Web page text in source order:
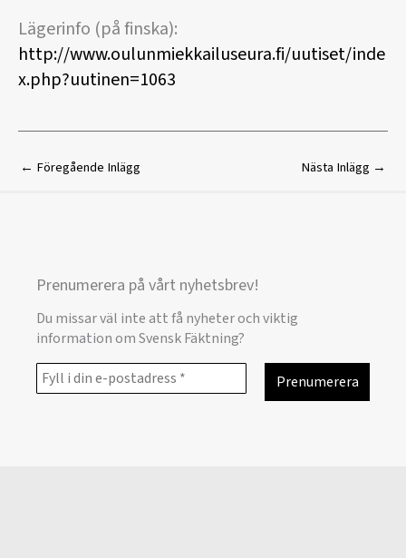
Lägerinfo (på finska):
http://www.oulunmiekkailuseura.fi/uutiset/inde
x.php?uutinen=1063
← Föregående Inlägg Nästa Inlägg →
Prenumerera på vårt nyhetsbrev!
Du missar väl inte att få nyheter och viktig
information om Svensk Fäktning?